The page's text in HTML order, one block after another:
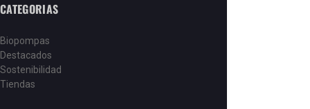
CATEGORIAS
Biopompas
Destacados
Sostenibilidad
Tiendas